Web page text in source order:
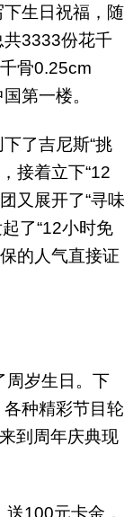
生日祝福，随
共3333份花千
骨0.25cm
第一楼。
了吉尼斯“挑
接着立下“12
又展开了“寻味
了“12小时免
的人气直接证
周岁生日。下
种精彩节目轮
到周年庆典现